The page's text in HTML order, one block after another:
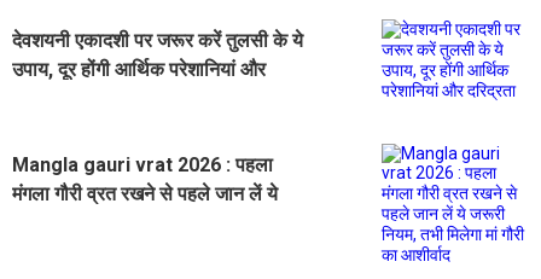
देवशयनी एकादशी पर जरूर करें तुलसी के ये
उपाय, दूर होंगी आर्थिक परेशानियां और
Mangla gauri vrat 2026 : पहला
मंगला गौरी व्रत रखने से पहले जान लें ये